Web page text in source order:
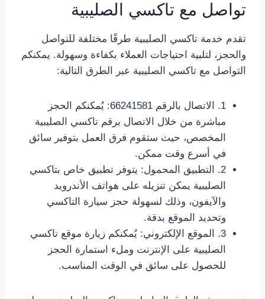
تواصل مع تاكسي الصليبية
تقدم خدمة تاكسي الصليبية طرقًا مختلفة للتواصل
والحجز، لتلبية احتياجات العملاء بكفاءة وسهولة. يمكنكم
التواصل مع تاكسي الصليبية عبر الطرق التالية:
1. الاتصال بالرقم 66241581: يُمكنكم الحجز
مباشرة من خلال الاتصال برقم تاكسي الصليبية
المخصص، حيث ستقوم فرق العمل بتوفير سائق
في أسرع وقت ممكن.
2. التطبيق المحمول: يتوفر تطبيق خاص بتاكسي
الصليبية يمكن تنزيله على هواتف الأندرويد
والآيفون، وذلك لسهولة حجز سيارة التاكسي
وتحديد الموقع بدقة.
3. الموقع الإلكتروني: يُمكنكم زيارة موقع تاكسي
الصليبية على الإنترنت وملء استمارة الحجز
للحصول على سائق في الوقت المناسب.